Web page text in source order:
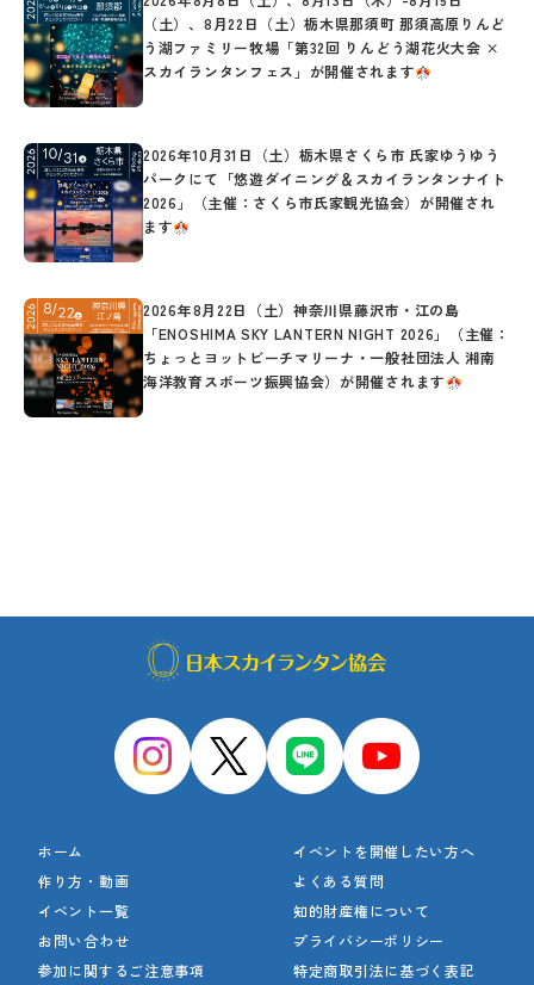
（土）、8月22日（土）栃木県那須町 那須高原りんど
う湖ファミリー牧場「第32回 りんどう湖花火大会 ×
スカイランタンフェス」が開催されます
2026年10月31日（土）栃木県さくら市 氏家ゆうゆう
パークにて「悠遊ダイニング＆スカイランタンナイト
2026」（主催：さくら市氏家観光協会）が開催され
ます
2026年8月22日（土）神奈川県藤沢市・江の島
「ENOSHIMA SKY LANTERN NIGHT 2026」（主催：
ちょっとヨットビーチマリーナ・一般社団法人 湘南
海洋教育スポーツ振興協会）が開催されます
ホーム
イベントを開催したい方へ
作り方・動画
よくある質問
イベント一覧
知的財産権について
お問い合わせ
プライバシーポリシー
参加に関するご注意事項
特定商取引法に基づく表記